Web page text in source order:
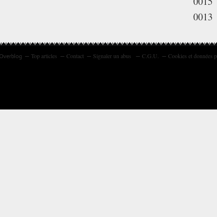
0013
Top articles Contact Signaler un abus C.G.U. Cookies et données